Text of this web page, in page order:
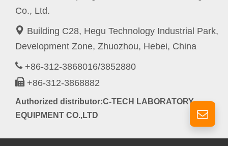
Co., Ltd.
Building C28, Hegu Technology Industrial Park,
Development Zone, Zhuozhou, Hebei, China
+86-312-3868016/3852880
+86-312-3868882
Authorized distributor:C-TECH LABORATORY
EQUIPMENT CO.,LTD